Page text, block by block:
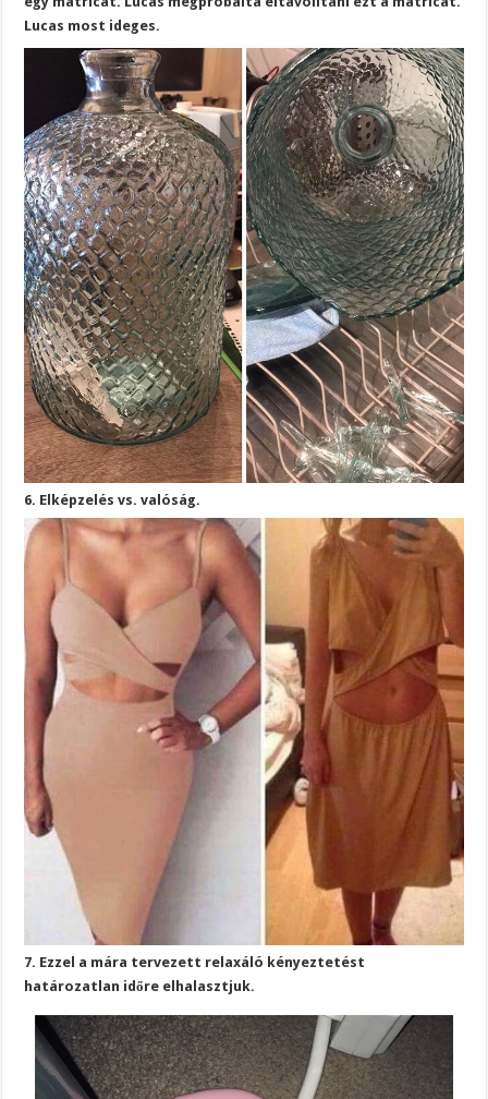
Lucas most ideges.
6. Elképzelés vs. valóság.
7. Ezzel a mára tervezett relaxáló kényeztetést
határozatlan időre elhalasztjuk.